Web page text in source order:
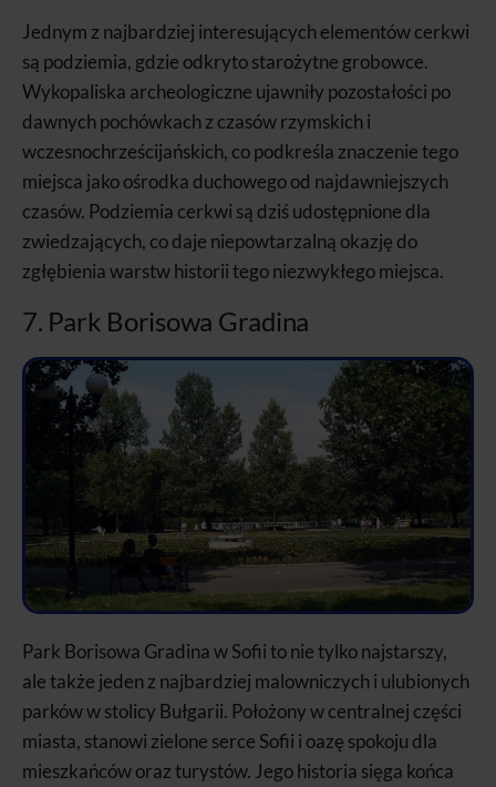
Jednym z najbardziej interesujących elementów cerkwi
są podziemia, gdzie odkryto starożytne grobowce.
Wykopaliska archeologiczne ujawniły pozostałości po
dawnych pochówkach z czasów rzymskich i
wczesnochrześcijańskich, co podkreśla znaczenie tego
miejsca jako ośrodka duchowego od najdawniejszych
czasów. Podziemia cerkwi są dziś udostępnione dla
zwiedzających, co daje niepowtarzalną okazję do
zgłębienia warstw historii tego niezwykłego miejsca.
7. Park Borisowa Gradina
Park Borisowa Gradina w Sofii to nie tylko najstarszy,
ale także jeden z najbardziej malowniczych i ulubionych
parków w stolicy Bułgarii. Położony w centralnej części
miasta, stanowi zielone serce Sofii i oazę spokoju dla
mieszkańców oraz turystów. Jego historia sięga końca